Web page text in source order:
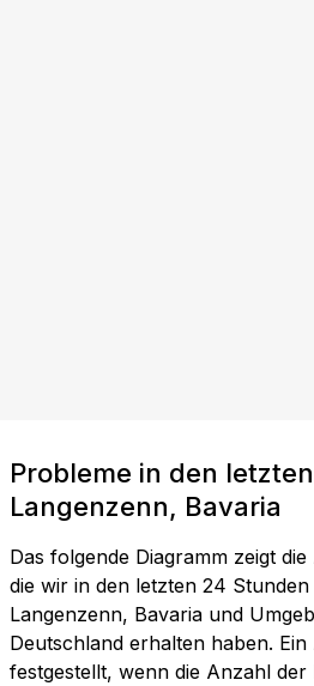
Probleme in den
Langenzenn, Bavaria
Das folgende Diagramm zeigt
die wir in den letzten 24
Langenzenn, Bavaria und
Deutschland erhalten haben.
festgestellt, wenn die Anzahl